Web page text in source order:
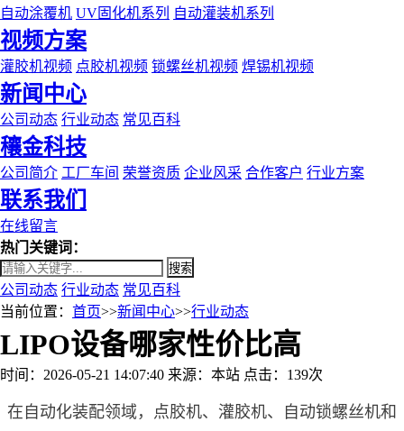
自动涂覆机 UV固化机系列 自动灌装机系列
视频方案
灌胶机视频 点胶机视频 锁螺丝机视频 焊锡机视频
新闻中心
公司动态 行业动态 常见百科
穰金科技
公司简介 工厂车间 荣誉资质 企业风采 合作客户 行业方案
联系我们
在线留言
热门关键词：
搜索
公司动态 行业动态 常见百科
当前位置： 首页>>新闻中心>>行业动态
LIPO设备哪家性价比高
时间：2026-05-21 14:07:40 来源：本站 点击：139次
在自动化装配领域，点胶机、灌胶机、自动锁螺丝机和